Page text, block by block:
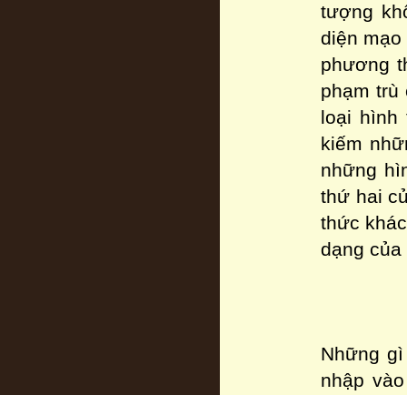
tượng
diện
phương
phạm
loại
kiếm
những
thứ hai
thức
dạng
Những
nhập